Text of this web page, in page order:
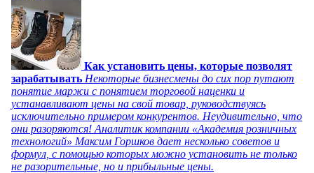
Как установить цены, которые позволят
зарабатывать Некоторые бизнесмены до сих пор путают
понятие маржи с понятием торговой наценки и
устанавливают цены на свой товар, руководствуясь
исключительно примером конкурентов. Неудивительно, что
они разоряются! Аналитик компании «Академия розничных
технологий» Максим Горшков дает несколько советов и
формул, с помощью которых можно установить не только
не разорительные, но и прибыльные цены.